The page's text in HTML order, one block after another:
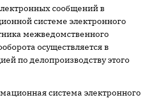
сообщений в
системе электронного
межведомственного
осуществляется в
по делопроизводству этого
система электронного